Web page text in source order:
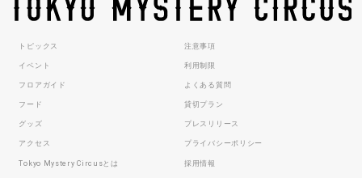
トピックス
イベント
フロアガイド
フード
グッズ
アクセス
Tokyo Mystery Circusとは
注意事項
利用制限
よくある質問
貸切プラン
プレスリリース
プライバシーポリシー
採用情報